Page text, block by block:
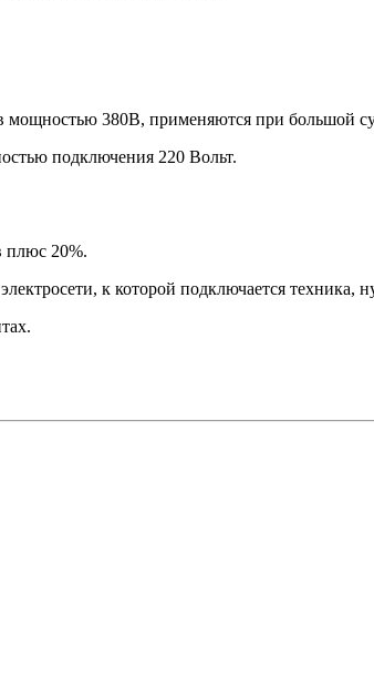
380В, применяются при большой
подключения 220 Вольт.
плюс 20%.
к которой подключается техника,